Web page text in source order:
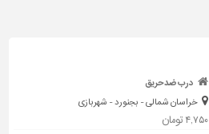
درب ضدحریق
خراسان شمالی - بجنورد - شهربازی
۴,۷۵۰ تومان